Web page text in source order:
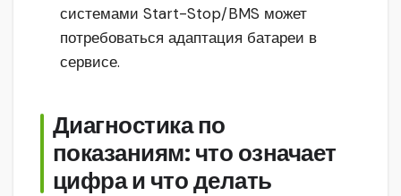
системами Start-Stop/BMS может
потребоваться адаптация батареи в
сервисе.
Диагностика по
показаниям: что означает
цифра и что делать